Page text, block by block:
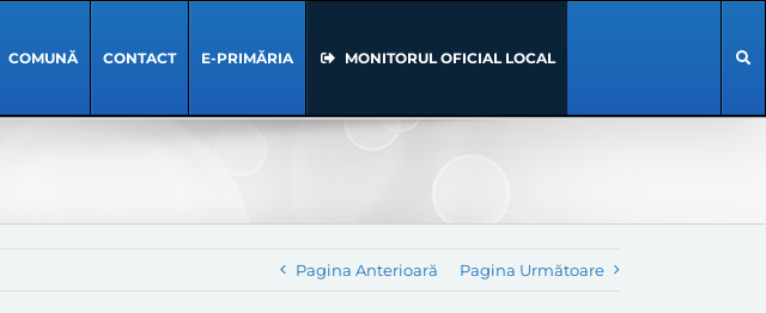
COMUNĂ CONTACT E-PRIMĂRIA MONITORUL OFICIAL LOCAL
Pagina Anterioară Pagina Următoare